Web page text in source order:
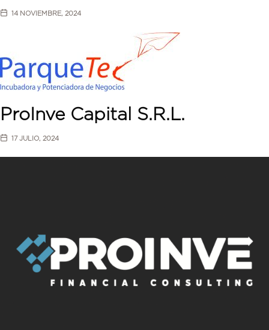
14 NOVIEMBRE, 2024
ProInve Capital S.R.L.
17 JULIO, 2024